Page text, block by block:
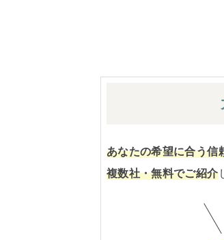
あなたの希望に合う信
複数社・無料でご紹介